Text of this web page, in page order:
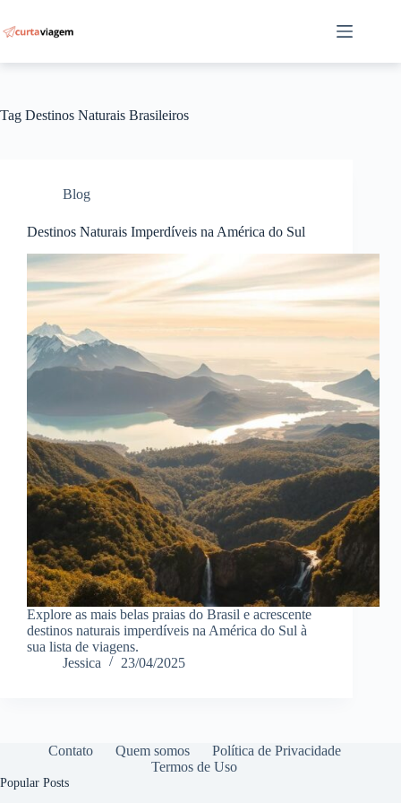
para
o
Tag Destinos Naturais Brasileiros
Blog
Destinos Naturais Imperdíveis na América do Sul
Explore as mais belas praias do Brasil e acrescente
destinos naturais imperdíveis na América do Sul à
sua lista de viagens.
Jessica
23/04/2025
Contato Quem somos
Política de Privacidade
Termos de Uso
Popular Posts